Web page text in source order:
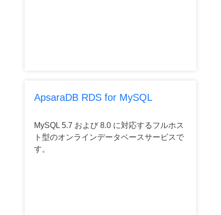
ApsaraDB RDS for MySQL
MySQL 5.7 および 8.0 に対応するフルホス
ト型のオンラインデータベースサービスで
す。